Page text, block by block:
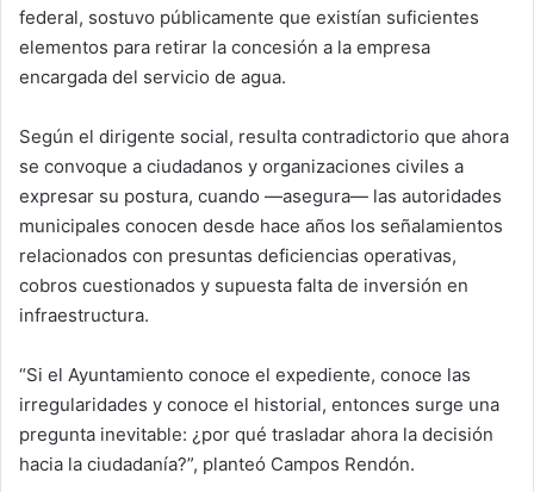
federal, sostuvo públicamente que existían suficientes
elementos para retirar la concesión a la empresa
encargada del servicio de agua.
Según el dirigente social, resulta contradictorio que ahora
se convoque a ciudadanos y organizaciones civiles a
expresar su postura, cuando —asegura— las autoridades
municipales conocen desde hace años los señalamientos
relacionados con presuntas deficiencias operativas,
cobros cuestionados y supuesta falta de inversión en
infraestructura.
“Si el Ayuntamiento conoce el expediente, conoce las
irregularidades y conoce el historial, entonces surge una
pregunta inevitable: ¿por qué trasladar ahora la decisión
hacia la ciudadanía?”, planteó Campos Rendón.